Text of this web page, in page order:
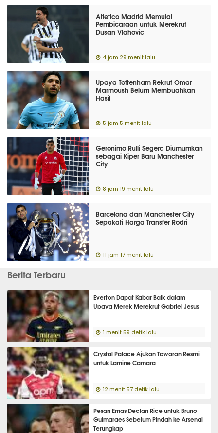
Atletico Madrid Memulai
Pembicaraan untuk Merekrut
Dusan Vlahovic
4 jam 29 menit lalu
Upaya Tottenham Rekrut Omar
Marmoush Belum Membuahkan
Hasil
5 jam 5 menit lalu
Geronimo Rulli Segera Diumumkan
sebagai Kiper Baru Manchester
City
8 jam 19 menit lalu
Barcelona dan Manchester City
Sepakati Harga Transfer Rodri
11 jam 17 menit lalu
Berita Terbaru
Everton Dapat Kabar Baik dalam
Upaya Merek Merekrut Gabriel Jesus
1 menit 59 detik lalu
Crystal Palace Ajukan Tawaran Resmi
untuk Lamine Camara
12 menit 57 detik lalu
Pesan Emas Declan Rice untuk Bruno
Guimaraes Sebelum Pindah ke Arsenal
Terungkap